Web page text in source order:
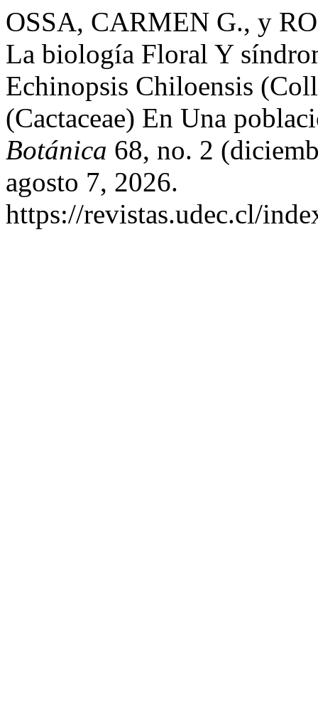
OSSA, CARMEN G., y
La biología Floral Y
Echinopsis Chiloensis
(Cactaceae) En Una
Botánica 68, no. 2
agosto 7, 2026.
https://revistas.udec.cl/